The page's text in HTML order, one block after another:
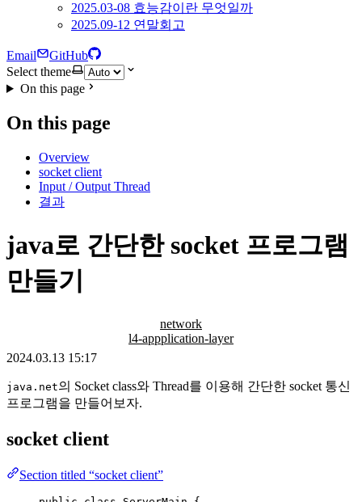
2025.03-08 효능감이란 무엇일까
2025.09-12 연말회고
Email
GitHub
Select theme
On this page
On this page
Overview
socket client
Input / Output Thread
결과
java로 간단한 socket 프로그램
만들기
network
l4-appplication-layer
2024.03.13 15:17
java.net의 Socket class와 Thread를 이용해 간단한 socket 통신
프로그램을 만들어보자.
socket client
Section titled “socket client”